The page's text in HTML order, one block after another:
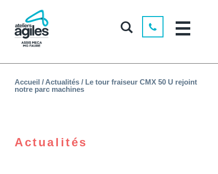
Accueil / Actualités / Le tour fraiseur CMX 50 U rejoint
notre parc machines
Actualités